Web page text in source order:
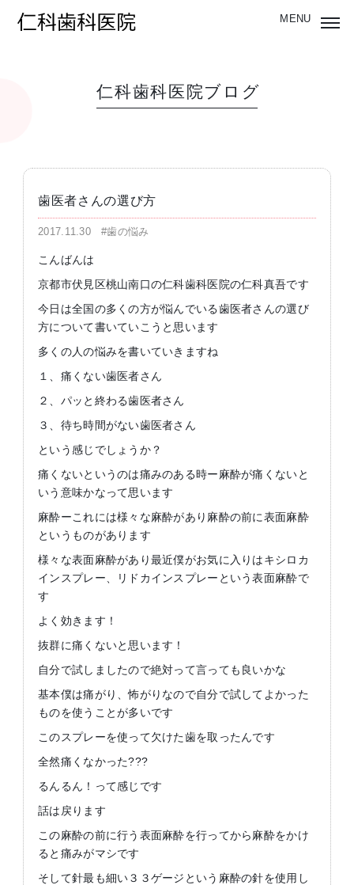
仁科歯科医院ブログ
歯医者さんの選び方
2017.11.30#歯の悩み
こんばんは
京都市伏見区桃山南口の仁科歯科医院の仁科真吾です
今日は全国の多くの方が悩んでいる歯医者さんの選び
方について書いていこうと思います
多くの人の悩みを書いていきますね
１、痛くない歯医者さん
２、パッと終わる歯医者さん
３、待ち時間がない歯医者さん
という感じでしょうか？
痛くないというのは痛みのある時ー麻酔が痛くないと
いう意味かなって思います
麻酔ーこれには様々な麻酔があり麻酔の前に表面麻酔
というものがあります
様々な表面麻酔があり最近僕がお気に入りはキシロカ
インスプレー、リドカインスプレーという表面麻酔で
す
よく効きます！
抜群に痛くないと思います！
自分で試しましたので絶対って言っても良いかな
基本僕は痛がり、怖がりなので自分で試してよかった
ものを使うことが多いです
このスプレーを使って欠けた歯を取ったんです
全然痛くなかった???
るんるん！って感じです
話は戻ります
この麻酔の前に行う表面麻酔を行ってから麻酔をかけ
ると痛みがマシです
そして針最も細い３３ゲージという麻酔の針を使用し